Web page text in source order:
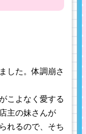
した。体調崩さ
こよなく愛する
主の妹さんが
れるので、そち